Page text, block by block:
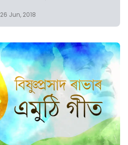
26 Jun, 2018